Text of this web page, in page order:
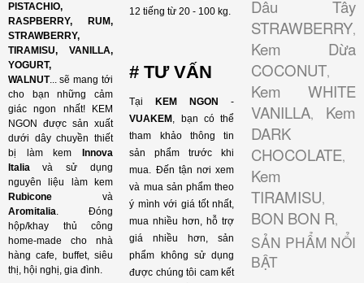
PISTACHIO,
RASPBERRY, RUM,
STRAWBERRY,
TIRAMISU, VANILLA,
YOGURT,
WALNUT... sẽ mang tới
cho bạn những cảm
giác ngon nhất! KEM
NGON được sản xuất
dưới dây chuyền thiết
bị làm kem
Innova
Italia và sử dụng
nguyên liệu làm kem
Rubicone và
Aromitalia. Đóng
hộp/khay thủ công
home-made cho nhà
hàng cafe, buffet, siêu
thị, hội nghị, gia đình.
12 tiếng từ 20 - 100 kg.
# TƯ VẤN
Tại KEM NGON
-
VUAKEM , bạn có thể
tham khảo thông tin
sản phẩm trước khi
mua. Đến tận nơi xem
và mua sản phẩm theo
ý mình với giá tốt nhất,
mua nhiều hơn, hỗ trợ
giá nhiều hơn, sản
phẩm không sử dụng
được chúng tôi cam kết
Dâu Tây
STRAWBERRY,
Kem Dừa
COCONUT,
Kem WHITE
VANILLA, Kem
DARK
CHOCOLATE,
Kem
TIRAMISU,
BON BON R,
SẢN PHẨM NỔI
BẬT